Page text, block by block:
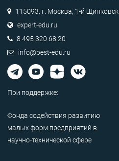
115093, г. Москва, 1-й
expert-edu.ru
8 495 320 68 20
info@best-edu.ru
При поддержке:
Фонда содействия развитию
малых форм предприятий в
научно-технической сфере